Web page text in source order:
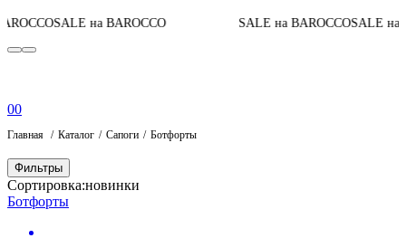
SALE на BAROCCO SALE на BAROCCOSALE на
00
Главная Каталог Сапоги Ботфорты
Фильтры
Сортировка:новинки
Ботфорты